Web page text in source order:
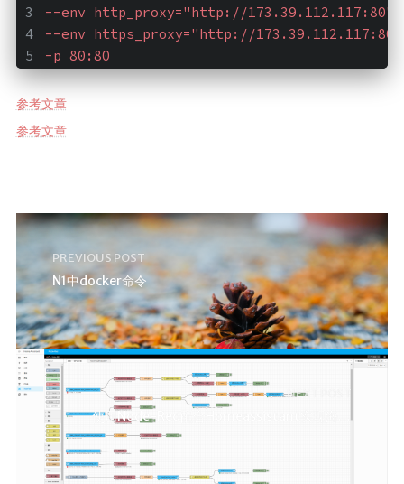
--env http_proxy="http://173.39.112.117:80"
--env https_proxy="http://
-p 80:80
参考文章
参考文章
PREVIOUS POST
N1中docker命令
NEXT POST